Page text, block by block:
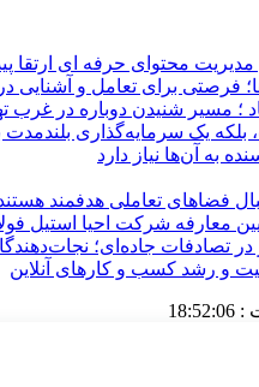
محتوای حرفه ای ارتقا
فرصتی برای تعامل و آشنایی در
مسیر شنیدن دوباره در غرب
بلکه یک سرمایه‌گذاری
فضاهای تعاملی هدفمند
معارفه شرکت احیا استیل
تصادفات جاده‌ای؛
و رشد کسب‌ و کارهای آنلاین
:
18:52:07